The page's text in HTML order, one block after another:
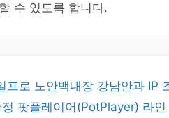
수 있도록 합니다.
프로 노안백내장 강남안과 IP
팟플레이어(PotPlayer) 라인